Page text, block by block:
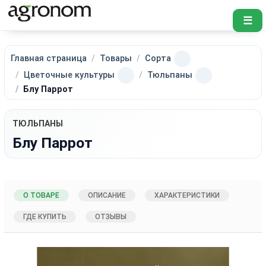
☰
Главная страница Товары
Сорта
Цветочные культуры
Тюльпаны
Блу Паррот
ТЮЛЬПАНЫ
Блу Паррот
О ТОВАРЕ ОПИСАНИЕ ХАРАКТЕРИСТИКИ
ГДЕ КУПИТЬ ОТЗЫВЫ